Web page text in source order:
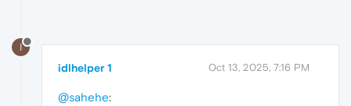
I
idlhelper 1 Oct 13, 2025, 7:16 PM
@sahehe: